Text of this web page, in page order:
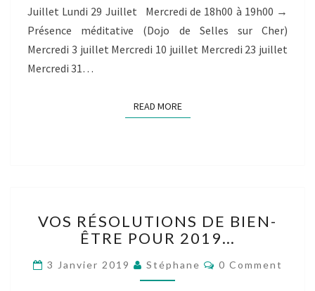
Juillet Lundi 29 Juillet Mercredi de 18h00 à 19h00 →
Présence méditative (Dojo de Selles sur Cher)
Mercredi 3 juillet Mercredi 10 juillet Mercredi 23 juillet
Mercredi 31…
READ MOREREAD MORE
RÉSOLUTIONS
DE
ÊTRE
POUR
VOS RÉSOLUTIONS DE BIEN-
ÊTRE POUR 2019…
3 Janvier 2019 Stéphane Comments
0 Comment